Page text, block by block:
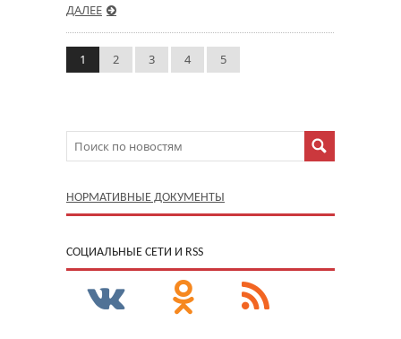
ДАЛЕЕ
1 2 3 4 5
НОРМАТИВНЫЕ ДОКУМЕНТЫ
CОЦИАЛЬНЫЕ СЕТИ И RSS